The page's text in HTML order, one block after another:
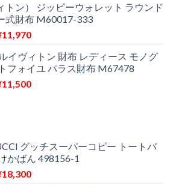
。
¥12,900
で
す。
。
の
価
格
¥11,580
で
す。
トン） ジッピーウォレット ラウンド
式財布 M60017-333
11,970現
の
価
格
イヴィトン 財布 レディース モノグ
フォイユ パラス財布 M67478
11,500現
は
¥11,500
で
グッチスーパーコピー トートバ
かばん 498156-1
18,300現